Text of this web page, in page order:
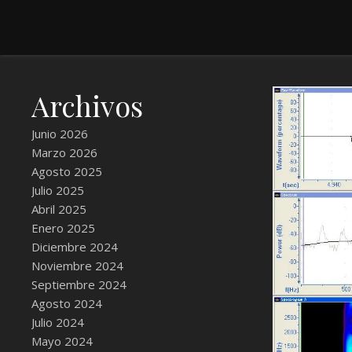
Archivos
Junio 2026
Marzo 2026
Agosto 2025
Julio 2025
Abril 2025
Enero 2025
Diciembre 2024
Noviembre 2024
Septiembre 2024
Agosto 2024
Julio 2024
Mayo 2024